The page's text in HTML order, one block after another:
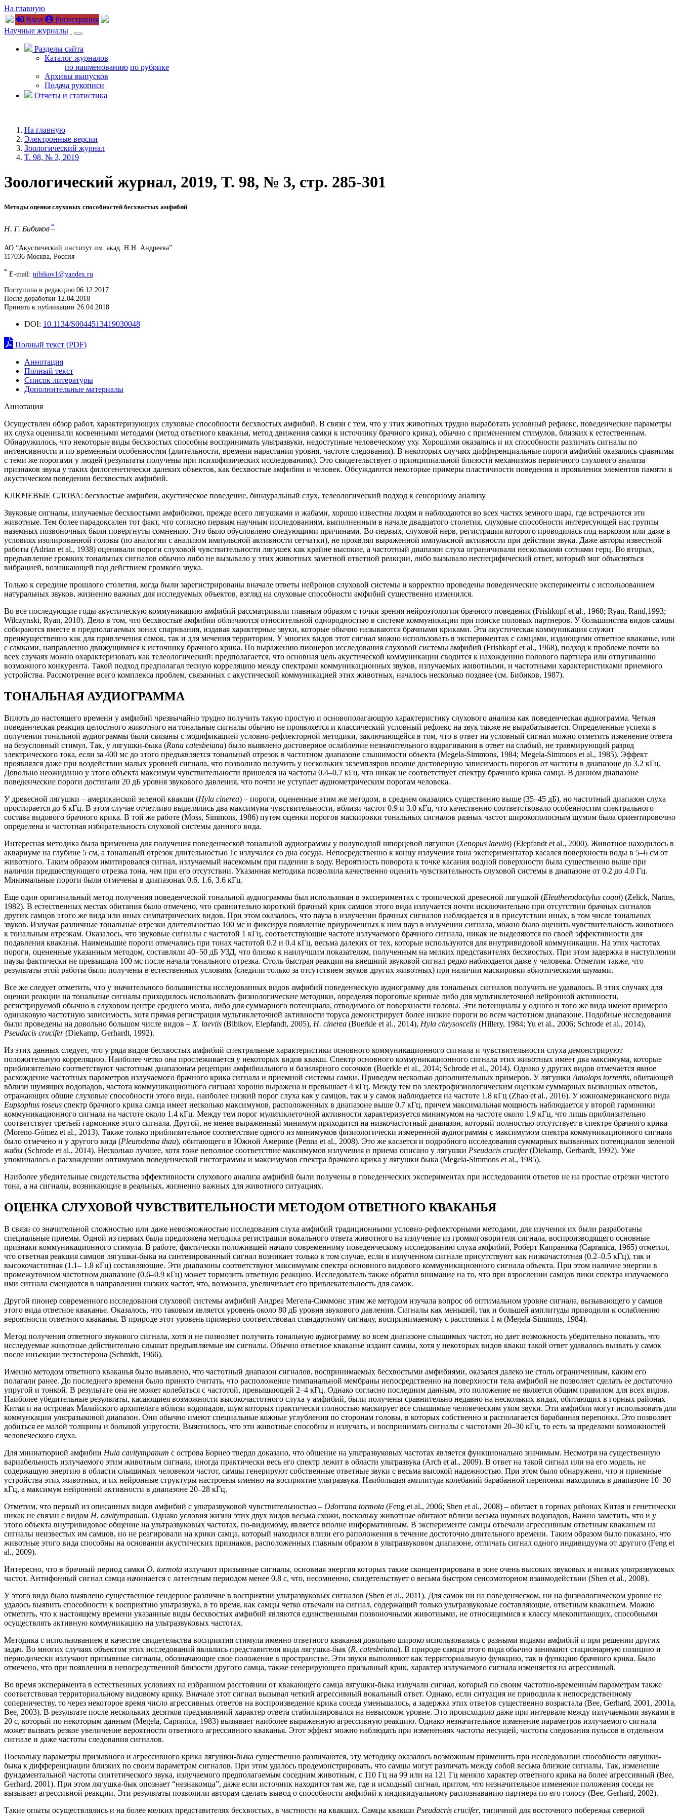
На главную
Вход
Регистрация
Научные журналы
Разделы сайта
Каталог журналов
по наименованию по рубрике
Архивы выпусков
Подача рукописи
Отчеты и статистика
На главную
Электронные версии
Зоологический журнал
T. 98, № 3, 2019
Зоологический журнал, 2019, T. 98, № 3, стр. 285-301
Методы оценки слуховых способностей бесхвостых амфибий
Н. Г. Бибиков *
АО “Акустический институт им. акад. Н.Н. Андреева”
117036 Москва, Россия
* E-mail: nibikov1@yandex.ru
Поступила в редакцию 06.12.2017
После доработки 12.04.2018
Принята к публикации 26.04.2018
DOI: 10.1134/S0044513419030048
Полный текст (PDF)
Аннотация
Полный текст
Список литературы
Дополнительные материалы
Аннотация
Осуществлен обзор работ, характеризующих слуховые способности бесхвостых амфибий. В связи с тем, что у этих животных трудно выработать условный рефлекс, поведенческие параметры
их слуха оценивали косвенными методами (метод ответного кваканья, метод движения самки к источнику брачного крика), обычно с применением стимулов, близких к естественным.
Обнаружилось, что некоторые виды бесхвостых способны воспринимать ультразвуки, недоступные человеческому уху. Хорошими оказались и их способности различать сигналы по
интенсивности и по временны́м особенностям (длительности, времени нарастания уровня, частоте следования). В некоторых случаях дифференциальные пороги амфибий оказались сравнимы
с теми же порогами у людей (результаты получены при психофизических исследованиях). Это свидетельствует о принципиальной близости механизмов первичного слухового анализа
признаков звука у таких филогенетически далеких объектов, как бесхвостые амфибии и человек. Обсуждаются некоторые примеры пластичности поведения и проявления элементов памяти в
акустическом поведении бесхвостых амфибий.
КЛЮЧЕВЫЕ СЛОВА: бесхвостые амфибии, акустическое поведение, бинауральный слух, телеологический подход к сенсорному анализу
Звуковые сигналы, излучаемые бесхвостыми амфибиями, прежде всего лягушками и жабами, хорошо известны людям и наблюдаются во всех частях земного шара, где встречаются эти
животные. Тем более парадоксален тот факт, что согласно первым научным исследованиям, выполненным в начале двадцатого столетия, слуховые способности интересующей нас группы
наземных позвоночных были повергнуты сомнению. Это было обусловлено следующими причинами. Во-первых, слуховой нерв, регистрация которого проводилась под наркозом или даже в
условиях изолированной головы (по аналогии с анализом импульсной активности сетчатки), не проявлял выраженной импульсной активности при действии звука. Даже авторы известной
работы (Adrian et al., 1938) оценивали пороги слуховой чувствительности лягушек как крайне высокие, а частотный диапазон слуха ограничивали несколькими сотнями герц. Во вторых,
предъявление громких тональных сигналов обычно либо не вызывало у этих животных заметной ответной реакции, либо вызывало неспецифический ответ, который мог объясняться
вибрацией, возникающей под действием громкого звука.
Только к середине прошлого столетия, когда были зарегистрированы вначале ответы нейронов слуховой системы и корректно проведены поведенческие эксперименты с использованием
натуральных звуков, жизненно важных для исследуемых объектов, взгляд на слуховые способности амфибий существенно изменился.
Во все последующие годы акустическую коммуникацию амфибий рассматривали главным образом с точки зрения нейроэтологии брачного поведения (Frishkopf et al., 1968; Ryan, Rand,1993;
Wilczynski, Ryan, 2010). Дело в том, что бесхвостые амфибии обличаются относительной однородностью в системе коммуникации при поиске половых партнеров. У большинства видов самцы
собираются вместе в предполагаемых зонах спаривания, издавая характерные звуки, которые обычно называются брачными криками. Эта акустическая коммуникация служит
преимущественно как для привлечения самок, так и для мечения территории. У многих видов этот сигнал можно использовать в экспериментах с самцами, издающими ответное кваканье, или
с самками, направленно движущимися к источнику брачного крика. По выражению пионеров исследования слуховой системы амфибий (Frishkopf et al., 1968), подход к проблеме почти во
всех случаях можно охарактеризовать как телеологический: предполагается, что основная цель акустической коммуникации сводится к нахождению полового партнера или отпугиванию
возможного конкурента. Такой подход предполагал тесную корреляцию между спектрами коммуникационных звуков, излучаемых животными, и частотными характеристиками приемного
устройства. Рассмотрение всего комплекса проблем, связанных с акустической коммуникацией этих животных, началось несколько позднее (см. Бибиков, 1987).
ТОНАЛЬНАЯ АУДИОГРАММА
Вплоть до настоящего времени у амфибий чрезвычайно трудно получить такую простую и основополагающую характеристику слухового анализа как поведенческая аудиограмма. Четкая
поведенческая реакция целостного животного на тональные сигналы обычно не проявляется и классический условный рефлекс на звук также не вырабатывается. Определенные успехи в
получении тональной аудиограммы были связаны с модификацией условно-рефлекторной методики, заключающейся в том, что в ответ на условный сигнал можно отметить изменение ответа
на безусловный стимул. Так, у лягушки-быка (Rana catesbeiana) было выявлено достоверное ослабление незначительного вздрагивания в ответ на слабый, не травмирующий разряд
электрического тока, если за 400 мс до этого предъявляется тональный отрезок в частотном диапазоне слышимости объекта (Megela-Simmons, 1984; Megela-Simmons et al., 1985). Эффект
проявлялся даже при воздействии малых уровней сигнала, что позволило получить у нескольких экземпляров вполне достоверную зависимость порогов от частоты в диапазоне до 3.2 кГц.
Довольно неожиданно у этого объекта максимум чувствительности пришелся на частоты 0.4–0.7 кГц, что никак не соответствует спектру брачного крика самца. В данном диапазоне
поведенческие пороги достигали 20 дБ уровня звукового давления, что почти не уступает аудиометрическим порогам человека.
У древесной лягушки – американской зеленой квакши (Hyla cinerea) – пороги, оцененные этим же методом, в среднем оказались существенно выше (35–45 дБ), но частотный диапазон слуха
простирается до 6 кГц. В этом случае отчетливо выделялись два максимума чувствительности, вблизи частот 0.9 и 3.0 кГц, что качественно соответствовало особенностям спектрального
состава видового брачного крика. В той же работе (Moss, Simmons, 1986) путем оценки порогов маскировки тональных сигналов разных частот широкополосным шумом была ориентировочно
определена и частотная избирательность слуховой системы данного вида.
Интересная методика была применена для получения поведенческой тональной аудиограммы у полуводной шпорцевой лягушки (Xenopus laeviis) (Elepfandt et al., 2000). Животное находилось в
аквариуме на глубине 5 см, а тональный отрезок длительностью 1с излучался со дна сосуда. Непосредственно к концу излучения тона экспериментатор касался поверхности воды в 5–6 см от
животного. Таким образом имитировался сигнал, излучаемый насекомым при падении в воду. Вероятность поворота к точке касания водной поверхности была существенно выше при
наличии предшествующего отрезка тона, чем при его отсутствии. Указанная методика позволила качественно оценить чувствительность слуховой системы в диапазоне от 0.2 до 4.0 Гц.
Минимальные пороги были отмечены в диапазонах 0.6, 1.6, 3.6 кГц.
Еще один оригинальный метод получения поведенческой тональной аудиограммы был использован в экспериментах с тропической древесной лягушкой (Eleutherodactylus coqui) (Zelick, Narins,
1982). В естественных местах обитания было отмечено, что сравнительно короткий брачный крик самцов этого вида излучается почти исключительно при отсутствии брачных сигналов
других самцов этого же вида или иных симпатрических видов. При этом оказалось, что пауза в излучении брачных сигналов наблюдается и в присутствии иных, в том числе тональных
звуков. Излучая различные тональные отрезки длительностью 100 мс и фиксируя появление приуроченных к ним пауз в излучении сигнала, можно было оценить чувствительность животного
к тональным отрезкам. Оказалось, что звуковые сигналы с частотой 1 кГц, соответствующие частоте излучаемого брачного сигнала, никак не выделяются по своей эффективности для
подавления кваканья. Наименьшие пороги отмечались при тонах частотой 0.2 и 0.4 кГц, весьма далеких от тех, которые используются для внутривидовой коммуникации. На этих частотах
пороги, оцененные указанным методом, составляли 40–50 дБ УЗД, что близко к наилучшим показателям, полученным на мелких представителях бесхвостых. При этом задержка в наступлении
паузы фактически не превышала 100 мс после начала тонального отрезка. Столь быстрая реакция на внешний звуковой сигнал редко наблюдается даже у человека. Отметим также, что
результаты этой работы были получены в естественных условиях (следили только за отсутствием звуков других животных) при наличии маскировки абиотическими шумами.
Все же следует отметить, что у значительного большинства исследованных видов амфибий поведенческую аудиограмму для тональных сигналов получить не удавалось. В этих случаях для
оценки реакции на тональные сигналы приходилось использовать физиологические методики, определяя пороговые кривые либо для мультиклеточной нейронной активности,
регистрируемой обычно в слуховом центре среднего мозга, либо для суммарного потенциала, отводимого от поверхности головы. Эти потенциалы у одного и того же вида имеют примерно
одинаковую частотную зависимость, хотя прямая регистрация мультиклеточной активности торуса демонстрирует более низкие пороги во всем частотном диапазоне. Подобные исследования
были проведены на довольно большом числе видов – X. laeviis (Bibikov, Elepfandt, 2005), H. cinerea (Buerkle et al., 2014), Hyla chrysoscelis (Hillery, 1984; Yu et al., 2006; Schrode et al., 2014),
Pseudacis crucifer(Diekamp, Gerhardt, 1992).
Из этих данных следует, что у ряда видов бесхвостых амфибий спектральные характеристики основного коммуникационного сигнала и чувствительности слуха демонстрируют
положительную корреляцию. Наиболее четко она прослеживается у некоторых видов квакш. Спектр основного коммуникационного сигнала этих животных имеет два максимума, которые
приблизительно соответствуют частотным диапазонам рецепции амфибиального и базилярного сосочков (Buerkle et al., 2014; Schrode et al., 2014). Однако у других видов отмечается явное
расхождение частотных параметров излучаемого брачного крика сигнала и приемной системы самки. Приведем несколько дополнительных примеров. У лягушки Amolops torrentis, обитающей
вблизи шумящих водопадов, частота коммуникационного сигнала хорошо выражена и превышает 4 кГц. Между тем по электрофизиологическим оценкам суммарных вызванных ответов,
отражающих общие слуховые способности этого вида, наиболее низкий порог слуха как у самцов, так и у самок наблюдается на частоте 1.8 кГц (Zhao et al., 2016). У южноамериканского вида
Eupsophus roseus спектр брачного крика самца имеет несколько максимумов, расположенных в диапазоне выше 0.7 кГц, причем максимальная мощность наблюдается у второй гармоники
коммуникационного сигнала на частоте около 1.4 кГц. Между тем порог мультиклеточной активности характеризуется минимумом на частоте около 1.9 кГц, что лишь приблизительно
соответствует третьей гармонике этого сигнала. Другой, не менее выраженный минимум приходится на низкочастотный диапазон, который полностью отсутствует в спектре брачного крика
(Moreno-Gómez et al., 2013). Также только приблизительное соответствие одного из минимумов физиологически измеренной аудиограммы с максимумом спектра коммуникационного сигнала
было отмечено и у другого вида (Pleurodema thau), обитающего в Южной Америке (Penna et al., 2008). Это же касается и подробного исследования суммарных вызванных потенциалов зеленой
жабы (Schrode et al., 2014). Несколько лучшее, хотя тоже неполное соответствие максимумов излучения и приема описано у лягушки Pseudacis crucifer(Diekamp, Gerhardt, 1992). Уже
упоминалось о расхождении оптимумов поведенческой гистограммы и максимумов спектра брачкого крика у лягушки быка (Megela-Simmons et al., 1985).
Наиболее убедительные свидетельства эффективности слухового анализа амфибий были получены в поведенческих экспериментах при исследовании ответов не на простые отрезки чистого
тона, а на сигналы, возникающие в реальных, жизненно важных для животного ситуациях.
ОЦЕНКА СЛУХОВОЙ ЧУВСТВИТЕЛЬНОСТИ МЕТОДОМ ОТВЕТНОГО КВАКАНЬЯ
В связи со значительной сложностью или даже невозможностью исследования слуха амфибий традиционными условно-рефлекторными методами, для изучения их были разработаны
специальные приемы. Одной из первых была предложена методика регистрации вокального ответа животного на излучение из громкоговорителя сигнала, воспроизводящего основные
признаки коммуникационного стимула. В работе, фактически положившей начало современному поведенческому исследованию слуха амфибий, Роберт Капраника (Capranica, 1965) отметил,
что ответная реакция самцов лягушки-быка на синтезированный сигнал возникает только в том случае, если в излученном сигнале присутствуют как низкочастотная (0.2–0.5 кГц), так и
высокочастотная (1.1– 1.8 кГц) составляющие. Эти диапазоны соответствуют максимумам спектра основного видового коммуникационного сигнала объекта. При этом наличие энергии в
промежуточном частотном диапазоне (0.6–0.9 кГц) может тормозить ответную реакцию. Исследователь также обратил внимание на то, что при взрослении самцов пики спектра излучаемого
ими сигнала смещаются в направлении низких частот, что, возможно, увеличивает его привлекательность для самок.
Другой пионер современного исследования слуховой системы амфибий Андреа Мегела-Симмонс этим же методом изучала вопрос об оптимальном уровне сигнала, вызывающего у самцов
этого вида ответное кваканье. Оказалось, что таковым является уровень около 80 дБ уровня звукового давления. Сигналы как меньшей, так и большей амплитуды приводили к ослаблению
вероятности ответного кваканья. В природе этот уровень примерно соответствовал стандартному сигналу, воспринимаемому с расстояния 1 м (Megela-Simmons, 1984).
Метод получения ответного звукового сигнала, хотя и не позволяет получить тональную аудиограмму во всем диапазоне слышимых частот, но дает возможность убедительно показать, что
исследуемые животные действительно слышат предъявляемые им сигналы. Обычно ответное кваканье издают самцы, хотя у некоторых видов квакш такой ответ удавалось вызвать у самок
после инъекции тестостерона (Schmidt, 1966).
Именно методом ответного кваканья было выявлено, что частотный диапазон сигналов, воспринимаемых бесхвостыми амфибиями, оказался далеко не столь ограниченным, каким его
полагали ранее. До последнего времени было принято считать, что расположение тимпанальной мембраны непосредственно на поверхности тела амфибий не позволяет сделать ее достаточно
упругой и тонкой. В результате она не может колебаться с частотой, превышающей 2–4 кГц. Однако согласно последним данным, это положение не является общим правилом для всех видов.
Наиболее убедительные результаты, касающиея возможности высокочастотного слуха у амфибий, были получены сравнительно недавно на нескольких видах, обитающих в горных районах
Китая и на островах Малайского архипелага вблизи водопадов, шум которых практически полностью маскирует все слышимые человеческим ухом звуки. Эти амфибии могут использовать для
коммункации ультразыковой диапазон. Они обычно имеют специальные кожные углубления по сторонам головы, в которых собственно и располагается барабанная перепонка. Это позволяет
добиться ее малой толщины и большой упругости. Выяснилось, что эти животные способны и излучать, и воспринимать сигналы с частотами 20–30 кГц, то есть за пределами возможностей
человеческого слуха.
Для миниатюрной амфибии Huia сavitympanum с острова Борнео твердо доказано, что общение на ультразвуковых частотах является функционально значимым. Несмотря на существенную
вариабельность излучаемого этим животным сигнала, иногда практически весь его спектр лежит в области ультразвука (Arch et al., 2009). В ответ на такой сигнал или на его модель, не
содержащую энергию в области слышимых человеком частот, самцы генерируют собственные ответные звуки с весьма высокой надежностью. При этом было обнаружено, что и приемные
устройства этих животных, и их нейронные структуры настроены именно на восприятие ультразвука. Наибольшая амплитуда колебаний барабанной перепонки находилась в диапазоне 10–30
кГц, а максимум нейронной активности в диапазоне 20–28 кГц.
Отметим, что первый из описанных видов амфибий с ультразвуковой чувствительностью – Odorrana tormota (Feng et al., 2006; Shen et al., 2008) – обитает в горных районах Китая и генетически
никак не связан с видом H. сavitympanum. Однако условия жизни этих двух видов весьма схожи, поскольку животные обитают вблизи весьма шумных водопадов, Важно заметить, что и у
этого объекта внутривидовое общение на ультразвуковых частотах, по-видимому, является вполне информативным. В эксперименте самцы отвечали агрессивным ответным кваканьем на
сигналы неизвестых им самцов, но не реагировали на крики самца, который находился влизи его раположения в течение достоточно длительного времени. Таким образом было показано, что
животные этого вида способны на основании акустических признаков, расположенных главным образом в ультразвуковом диапазоне, отличать сигнал одного индивидуума от другого (Feng et
al., 2009).
Интересно, что в брачный период самки O. tormota излучают призывные сигналы, основная энергия которых также сконцентрирована в зоне очень высоких звуковых и низких ультразвуковых
частот. Антифонный сигнал самца начинается с латентным периодом менее 0.8 с, что, несомненно, свидетельствует о весьма быстром сенсомоторном взаимодействии (Shen et al., 2008).
У этого вида было выявлено существенное гендерное различие в восприятии ультразвуковых сигналов (Shen et al., 2011). Для самок ни на поведенческом, ни на физиологическом уровне не
удалось выявить способности к восприятию ультразвука, в то время, как самцы четко отвечали на сигнал, содержащий только ультразвуковые составляющие, ответным кваканьем. Можно
отметить, что к настоящему времени указанные виды бесхвостых амфибий являются единственными позвоночными животными, не относящимися к классу млекопитающих, способными
осуществлять активную коммуникацию на ультразвуковых частотах.
Методика с использованием в качестве свидетельства восприятия стимула именно ответного кваканья довольно широко использовалась с разными видами амфибий и при решении других
задач. Во многих случаях объектом этих исследований являлись представители вида лягушка-бык (R. catesbeiana). В природе самцы этого вида обычно занимают стационарную позицию и
периодически излучают призывные сигналы, обозначающие свое положение в пространстве. Эти звуки выполняют как территориальную функцию, так и функцию брачного крика. Было
отмечено, что при появлении в непосредственной близости другого самца, также генерирующего призывный крик, характер излучаемого сигнала изменяется на агрессивный.
Во время эксперимента в естественных условиях на избранном расстоянии от квакающего самца лягушки-быка излучали сигнал, который по своим частотно-временны́м параметрам также
соответствовал территориальному видовому крику. Вначале этот сигнал вызывал четкий агрессивный вокальный ответ. Однако, если ситуация не приводила к непосредственному
соперничеству, то через некоторое время число агрессивных ответов на воспроизведение крика соседа уменьшалось, а задержка этих ответов существенно возрастала (Bee, Gerhard, 2001, 2001a,
Bee, 2003). В результате после нескольких десятков предъявлений характер ответа стабилизировался на невысоком уровне. Это происходило даже при интервале между излучаемыми звуками в
20 с, который по некоторым данным (Megela, Capranica, 1983) вызывает наиболее выраженную агрессивную реакцию. Однако незначительное изменение параметров излучаемого сигнала
может вызвать резкое увеличение вероятности ответного агрессивного кваканья. Этот эффект можно наблюдать при изменениях частоты несущей, частоты следования пульсов в отдельном
сигнале и даже частоты следования сигналов.
Поскольку параметры призывного и агрессивного крика лягушки-быка существенно различаются, эту методику оказалось возможным применить при исследовании способности лягушки-
быка к дифференциации близких по своим параметрам сигналов. При этом удалось продемонстрировать, что самцы могут различать между собой весьма близкие сигналы, Так, изменение
фундаментальной частоты синтетического звука, излучаемого предполагаемым соседним животным, с 110 Гц на 99 или на 121 Гц меняло характер ответного крика на более агрессивный (Bee,
Gerhard, 2001). При этом лягушка-бык опознает “незнакомца”, даже если источник находится там же, где и исходный сигнал, притом, что незначительное изменение положения соседа не
вызывает агрессивной реакции. Эти результаты позволили авторам сделать вывод о способности амфибий к индивидуальному распознаванию партнера по его голосу (Bee, Gerhard, 2002).
Такие опыты осуществлялись и на более мелких представителях бесхвостых, в частности на квакшах. Самцы квакши Pseudacris crucifer, типичной для восточного побережья северной